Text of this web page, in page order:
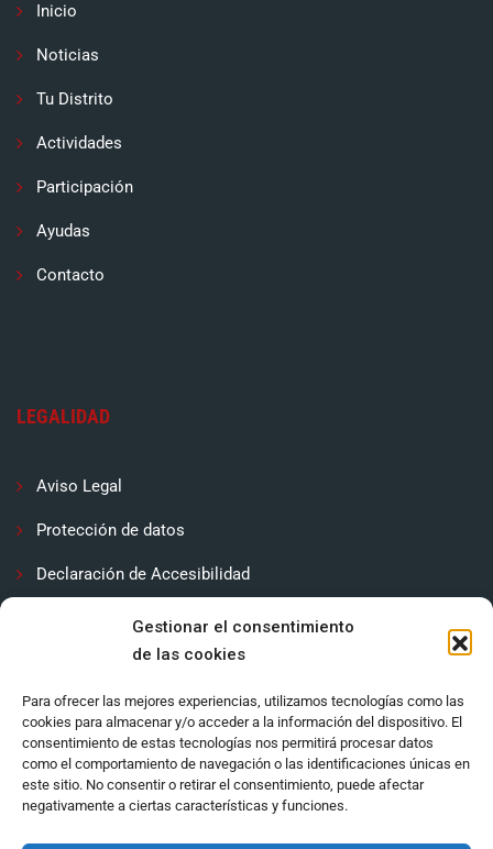
Gestionar el consentimiento
de las cookies
Para ofrecer las mejores experiencias, utilizamos tecnologías como las
cookies para almacenar y/o acceder a la información del dispositivo. El
consentimiento de estas tecnologías nos permitirá procesar datos
como el comportamiento de navegación o las identificaciones únicas en
este sitio. No consentir o retirar el consentimiento, puede afectar
negativamente a ciertas características y funciones.
Inicio
Noticias
Tu Distrito
Actividades
Participación
Ayudas
Contacto
LEGALIDAD
Aviso Legal
Protección de datos
Declaración de Accesibilidad
Política de cookies (UE)